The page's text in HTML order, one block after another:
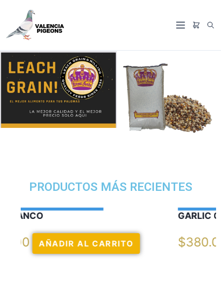
PRODUCTOS MÁS RECIENTES
GARLIC OIL VERCELAGA
$380.00 AÑADIR AL CARRITO